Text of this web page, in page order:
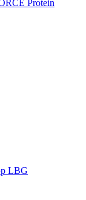
Protein
LBG